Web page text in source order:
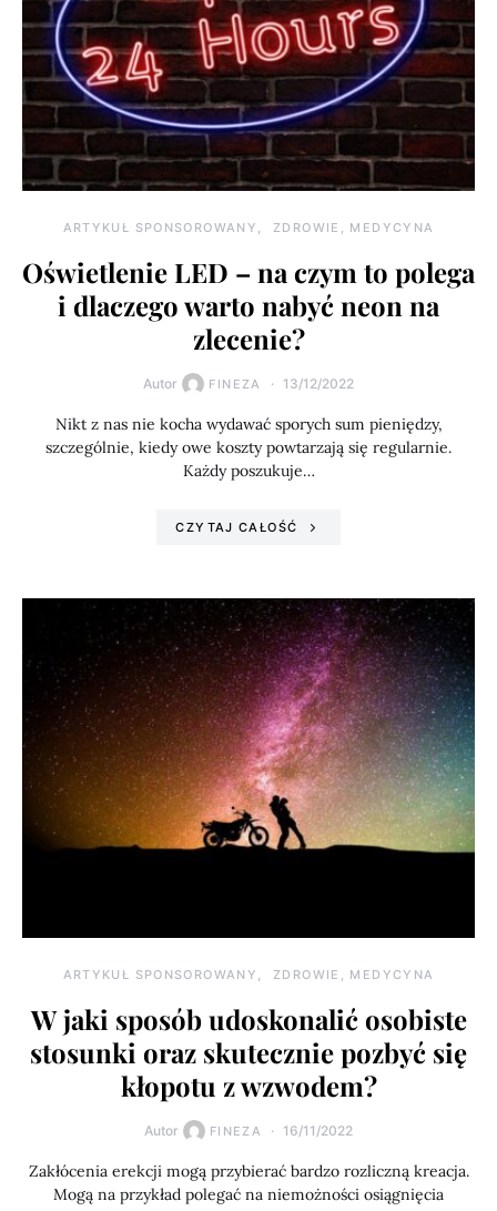
ARTYKUŁ SPONSOROWANY ZDROWIE, MEDYCYNA
Oświetlenie LED – na czym to polega
i dlaczego warto nabyć neon na
zlecenie?
Autor FINEZA 13/12/2022
Nikt z nas nie kocha wydawać sporych sum pieniędzy,
szczególnie, kiedy owe koszty powtarzają się regularnie.
Każdy poszukuje…
CZYTAJ CAŁOŚĆ
ARTYKUŁ SPONSOROWANY ZDROWIE, MEDYCYNA
W jaki sposób udoskonalić osobiste
stosunki oraz skutecznie pozbyć się
kłopotu z wzwodem?
Autor FINEZA 16/11/2022
Zakłócenia erekcji mogą przybierać bardzo rozliczną kreacja.
Mogą na przykład polegać na niemożności osiągnięcia